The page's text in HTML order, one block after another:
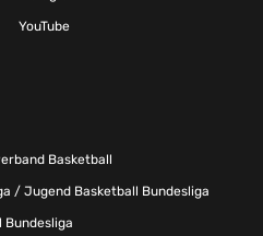
YouTube
Basketball
/ Jugend Basketball Bundesliga
Bundesliga